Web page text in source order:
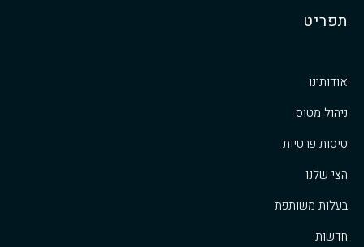
תפריט
אודותינו
ניהול מטוס
טיסות פרטיות
הצי שלנו
בעלות משותפת
חדשות